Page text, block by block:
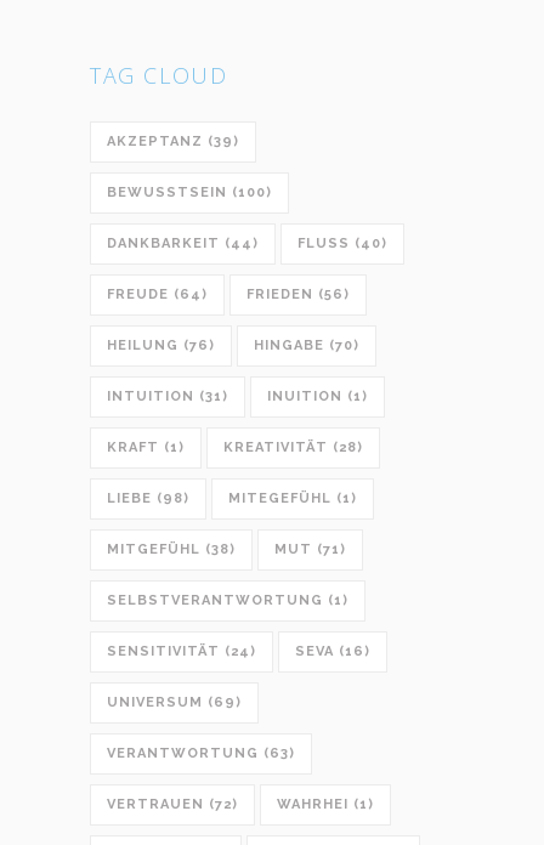
TAG CLOUD
AKZEPTANZ (39)
BEWUSSTSEIN (100)
DANKBARKEIT (44) FLUSS (40)
FREUDE (64) FRIEDEN (56)
HEILUNG (76) HINGABE (70)
INTUITION (31) INUITION (1)
KRAFT (1) KREATIVITÄT (28)
LIEBE (98) MITEGEFÜHL (1)
MITGEFÜHL (38) MUT (71)
SELBSTVERANTWORTUNG (1)
SENSITIVITÄT (24) SEVA (16)
UNIVERSUM (69)
VERANTWORTUNG (63)
VERTRAUEN (72) WAHRHEI (1)